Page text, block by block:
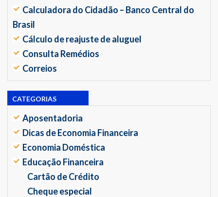
Calculadora do Cidadão – Banco Central do
Brasil
Cálculo de reajuste de aluguel
Consulta Remédios
Correios
CATEGORIAS
Aposentadoria
Dicas de Economia Financeira
Economia Doméstica
Educação Financeira
Cartão de Crédito
Cheque especial